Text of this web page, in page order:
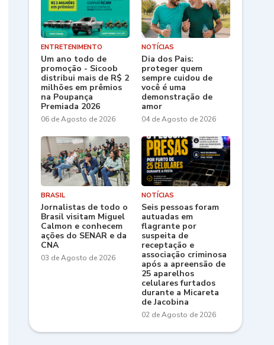
ENTRETENIMENTO
Um ano todo de
promoção - Sicoob
distribui mais de R$ 2
milhões em prêmios
na Poupança
Premiada 2026
06 de Agosto de 2026
NOTÍCIAS
Dia dos Pais:
proteger quem
sempre cuidou de
você é uma
demonstração de
amor
04 de Agosto de 2026
BRASIL
Jornalistas de todo o
Brasil visitam Miguel
Calmon e conhecem
ações do SENAR e da
CNA
03 de Agosto de 2026
NOTÍCIAS
Seis pessoas foram
autuadas em
flagrante por
suspeita de
receptação e
associação criminosa
após a apreensão de
25 aparelhos
celulares furtados
durante a Micareta
de Jacobina
02 de Agosto de 2026